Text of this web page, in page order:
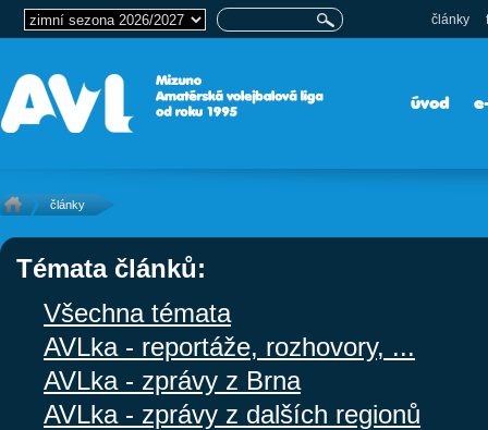
články
úvod
články
Témata článků:
Všechna témata
AVLka - reportáže, rozhovory, ...
AVLka - zprávy z Brna
AVLka - zprávy z dalších regionů